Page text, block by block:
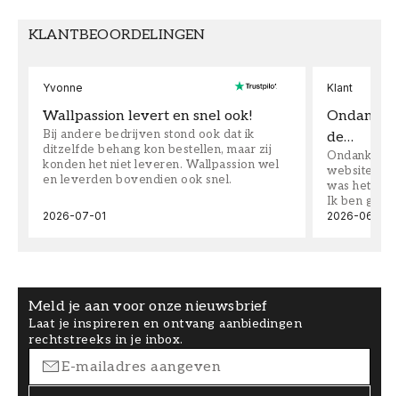
KLANTBEOORDELINGEN
Yvonne
Wallpassion levert en snel ook!
Bij andere bedrijven stond ook dat ik
ditzelfde behang kon bestellen, maar zij
konden het niet leveren. Wallpassion wel
en leverden bovendien ook snel.
2026-07-01
Klant
Ondanks
de…
Ondanks
website
was het
Ik ben
2026-06-08
Meld je aan voor onze nieuwsbrief
Laat je inspireren en ontvang aanbiedingen
rechtstreeks in je inbox.